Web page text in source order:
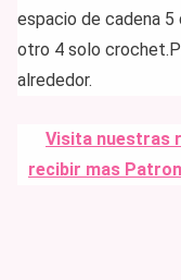
espacio de cadena 5
otro 4 solo crochet.
alrededor.
Visita nuestras
recibir mas